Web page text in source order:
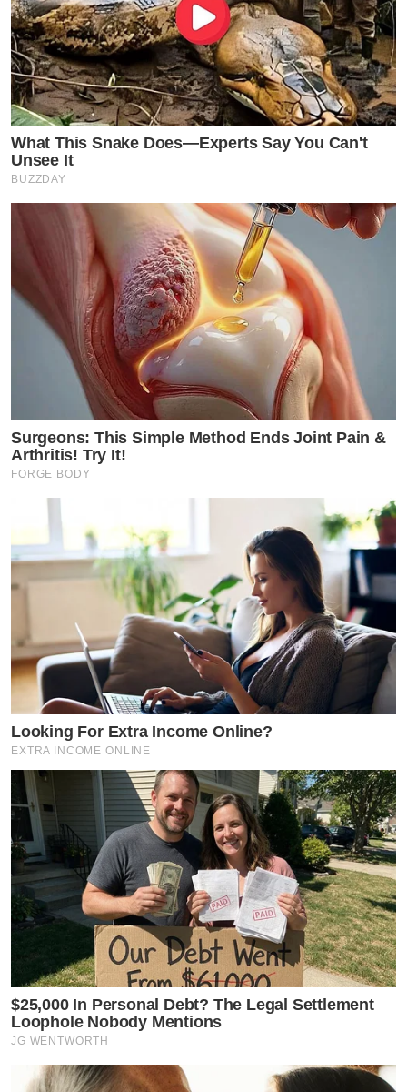
What This Snake Does—Experts Say You Can't
Unsee It
BUZZDAY
Surgeons: This Simple Method Ends Joint Pain &
Arthritis! Try It!
FORGE BODY
Looking For Extra Income Online?
EXTRA INCOME ONLINE
$25,000 In Personal Debt? The Legal Settlement
Loophole Nobody Mentions
JG WENTWORTH